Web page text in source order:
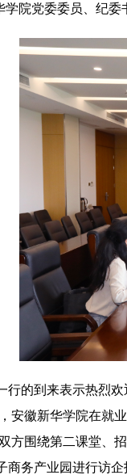
院党委委员、纪
到来表示热烈欢
安徽新华学院在就
方围绕第二课堂、
务产业园进行访企